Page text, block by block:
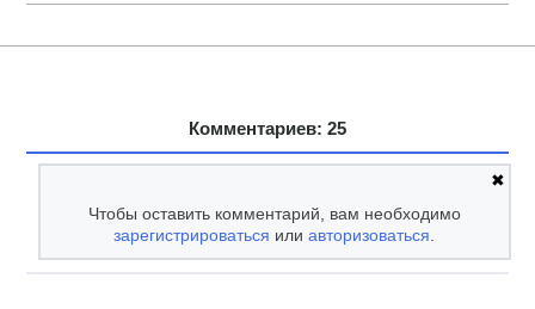
Комментариев: 25
✖
Чтобы оставить комментарий, вам необходимо
зарегистрироваться илиавторизоваться.